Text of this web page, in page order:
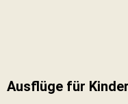
Ausflüge für